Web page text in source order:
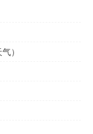
）